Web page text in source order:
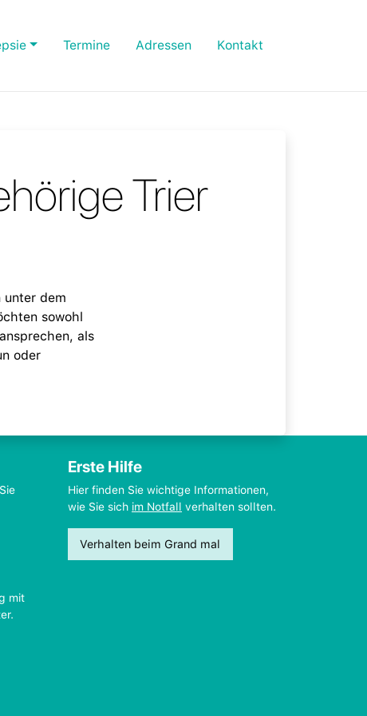
Termine Adressen Kontakt
Trier
unter dem
sowohl
als
oder
mit
Erste Hilfe
Hier finden Sie wichtige Informationen,
wie Sie sich im Notfall verhalten sollten.
Verhalten beim Grand mal